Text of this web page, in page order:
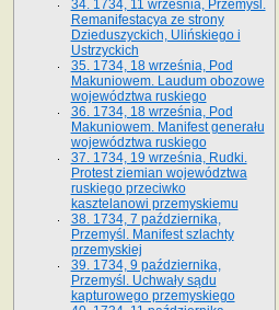
34. 1734, 11 września, Przemyśl.
Remanifestacya ze strony
Dzieduszyckich, Ulińskiego i
Ustrzyckich
35. 1734, 18 września, Pod
Makuniowem. Laudum obozowe
województwa ruskiego
36. 1734, 18 września, Pod
Makuniowem. Manifest generału
województwa ruskiego
37. 1734, 19 września, Rudki.
Protest ziemian województwa
ruskiego przeciwko
kasztelanowi przemyskiemu
38. 1734, 7 października,
Przemyśl. Manifest szlachty
przemyskiej
39. 1734, 9 października,
Przemyśl. Uchwały sądu
kapturowego przemyskiego